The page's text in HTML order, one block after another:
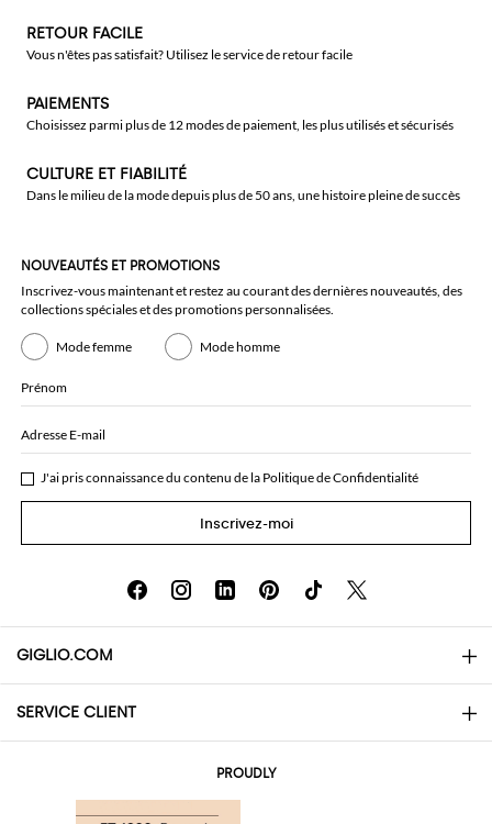
RETOUR FACILE
Vous n'êtes pas satisfait? Utilisez le service de retour facile
PAIEMENTS
Choisissez parmi plus de 12 modes de paiement, les plus utilisés et sécurisés
CULTURE ET FIABILITÉ
Dans le milieu de la mode depuis plus de 50 ans, une histoire pleine de succès
NOUVEAUTÉS ET PROMOTIONS
Inscrivez-vous maintenant et restez au courant des dernières nouveautés, des
collections spéciales et des promotions personnalisées.
Mode femme Mode homme
Prénom
Adresse E-mail
J'ai pris connaissance du contenu de la Politique de Confidentialité
Inscrivez-moi
GIGLIO.COM
About
SERVICE CLIENT
PROUDLY